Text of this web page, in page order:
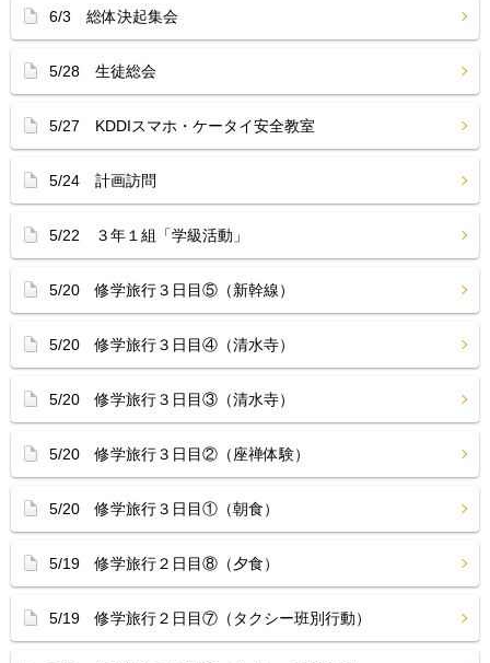
6/3 総体決起集会
5/28 生徒総会
5/27 KDDIスマホ・ケータイ安全教室
5/24 計画訪問
5/22 ３年１組「学級活動」
5/20 修学旅行３日目⑤（新幹線）
5/20 修学旅行３日目④（清水寺）
5/20 修学旅行３日目③（清水寺）
5/20 修学旅行３日目②（座禅体験）
5/20 修学旅行３日目①（朝食）
5/19 修学旅行２日目⑧（夕食）
5/19 修学旅行２日目⑦（タクシー班別行動）